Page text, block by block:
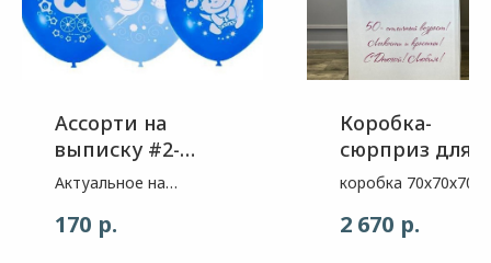
Ассорти на
выписку #2-
мальчик.
Латексные
Актуальное на
170 р.
Коробка-
сюрприз для
самых родных
коробка
на грузике: -
2 670 р.